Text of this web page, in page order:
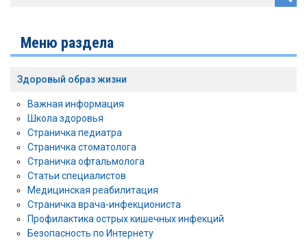
Меню раздела
Здоровый образ жизни
Важная информация
Школа здоровья
Страничка педиатра
Страничка стоматолога
Страничка офтальмолога
Статьи специалистов
Медицинская реабилитация
Страничка врача-инфекциониста
Профилактика острых кишечных инфекций
Безопасность по Интернету